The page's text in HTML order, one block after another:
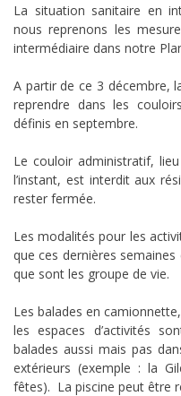
La situation sanitaire en
nous reprenons les
intermédiaire dans notre
A partir de ce 3 décembre,
reprendre dans les
définis en septembre.
Le couloir administratif,
l’instant, est interdit aux
rester fermée.
Les modalités pour les
que ces dernières
que sont les groupe de vie.
Les balades en
les espaces d’activités
balades aussi mais pas
extérieurs (exemple : la
fêtes). La piscine peut être